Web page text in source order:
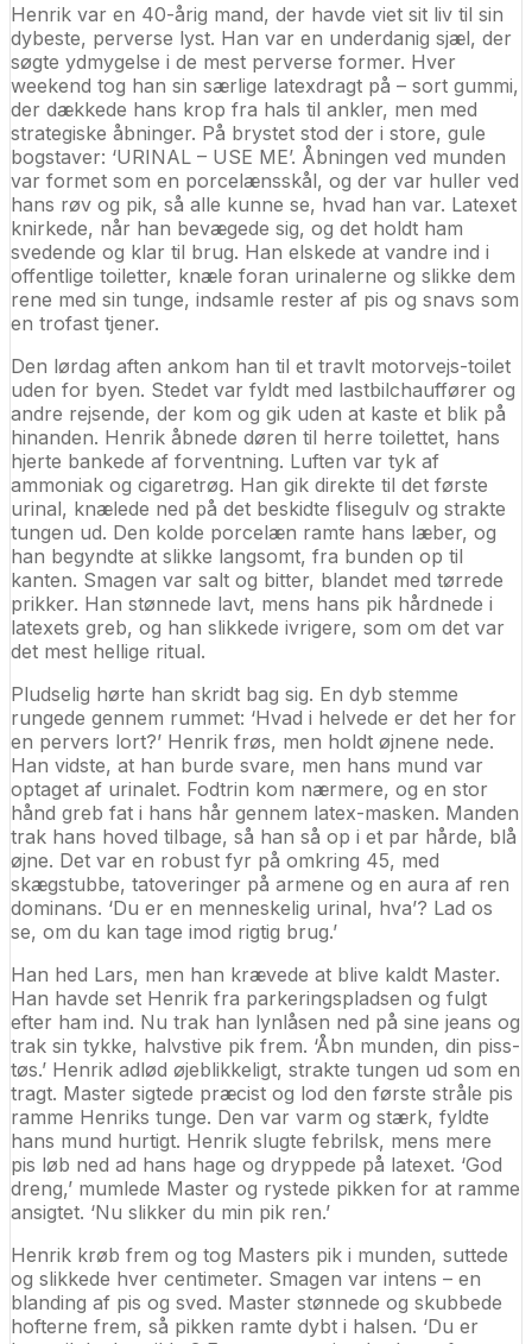
Henrik var en 40-årig mand, der havde viet sit liv til sin
dybeste, perverse lyst. Han var en underdanig sjæl, der
søgte ydmygelse i de mest perverse former. Hver
weekend tog han sin særlige latexdragt på – sort gummi,
der dækkede hans krop fra hals til ankler, men med
strategiske åbninger. På brystet stod der i store, gule
bogstaver: ‘URINAL – USE ME’. Åbningen ved munden
var formet som en porcelænsskål, og der var huller ved
hans røv og pik, så alle kunne se, hvad han var. Latexet
knirkede, når han bevægede sig, og det holdt ham
svedende og klar til brug. Han elskede at vandre ind i
offentlige toiletter, knæle foran urinalerne og slikke dem
rene med sin tunge, indsamle rester af pis og snavs som
en trofast tjener.
Den lørdag aften ankom han til et travlt motorvejs-toilet
uden for byen. Stedet var fyldt med lastbilchauffører og
andre rejsende, der kom og gik uden at kaste et blik på
hinanden. Henrik åbnede døren til herre toilettet, hans
hjerte bankede af forventning. Luften var tyk af
ammoniak og cigaretrøg. Han gik direkte til det første
urinal, knælede ned på det beskidte flisegulv og strakte
tungen ud. Den kolde porcelæn ramte hans læber, og
han begyndte at slikke langsomt, fra bunden op til
kanten. Smagen var salt og bitter, blandet med tørrede
prikker. Han stønnede lavt, mens hans pik hårdnede i
latexets greb, og han slikkede ivrigere, som om det var
det mest hellige ritual.
Pludselig hørte han skridt bag sig. En dyb stemme
rungede gennem rummet: ‘Hvad i helvede er det her for
en pervers lort?’ Henrik frøs, men holdt øjnene nede.
Han vidste, at han burde svare, men hans mund var
optaget af urinalet. Fodtrin kom nærmere, og en stor
hånd greb fat i hans hår gennem latex-masken. Manden
trak hans hoved tilbage, så han så op i et par hårde, blå
øjne. Det var en robust fyr på omkring 45, med
skægstubbe, tatoveringer på armene og en aura af ren
dominans. ‘Du er en menneskelig urinal, hva’? Lad os
se, om du kan tage imod rigtig brug.’
Han hed Lars, men han krævede at blive kaldt Master.
Han havde set Henrik fra parkeringspladsen og fulgt
efter ham ind. Nu trak han lynlåsen ned på sine jeans og
trak sin tykke, halvstive pik frem. ‘Åbn munden, din piss-
tøs.’ Henrik adlød øjeblikkeligt, strakte tungen ud som en
tragt. Master sigtede præcist og lod den første stråle pis
ramme Henriks tunge. Den var varm og stærk, fyldte
hans mund hurtigt. Henrik slugte febrilsk, mens mere
pis løb ned ad hans hage og dryppede på latexet. ‘God
dreng,’ mumlede Master og rystede pikken for at ramme
ansigtet. ‘Nu slikker du min pik ren.’
Henrik krøb frem og tog Masters pik i munden, suttede
og slikkede hver centimeter. Smagen var intens – en
blanding af pis og sved. Master stønnede og skubbede
hofterne frem, så pikken ramte dybt i halsen. ‘Du er